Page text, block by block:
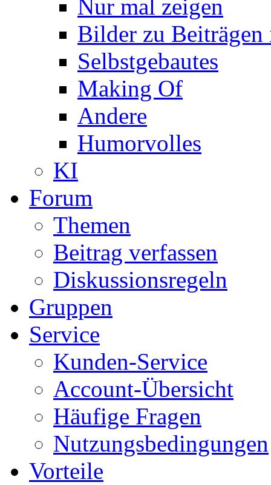
Nur mal zeigen
Bilder zu
Selbstgebautes
Making Of
Andere
Humorvolles
KI
Forum
Themen
Beitrag verfassen
Diskussionsregeln
Gruppen
Service
Kunden-Service
Account-Übersicht
Häufige Fragen
Nutzungsbedingungen
Vorteile